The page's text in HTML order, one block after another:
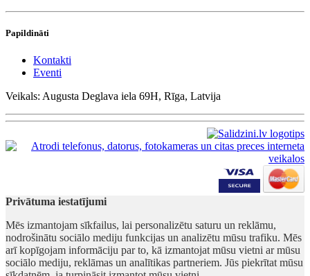
Papildināti
Kontakti
Eventi
Veikals: Augusta Deglava iela 69H, Rīga, Latvija
Privātuma iestatījumi
Mēs izmantojam sīkfailus, lai personalizētu saturu un reklāmu,
nodrošinātu sociālo mediju funkcijas un analizētu mūsu trafiku. Mēs
arī kopīgojam informāciju par to, kā izmantojat mūsu vietni ar mūsu
sociālo mediju, reklāmas un analītikas partneriem. Jūs piekrītat mūsu